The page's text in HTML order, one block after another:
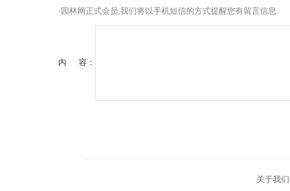
·园林网正式会员,我们将以手机短信的方式提醒您有留言信息
内 容：
关于我们